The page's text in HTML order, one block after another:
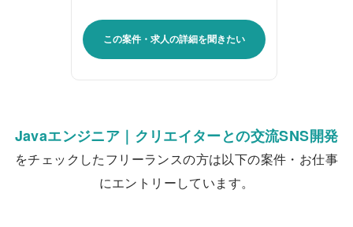
この案件・求人の詳細を聞きたい
Javaエンジニア｜クリエイターとの交流SNS開発
をチェックしたフリーランスの方は以下の案件・お仕事
にエントリーしています。